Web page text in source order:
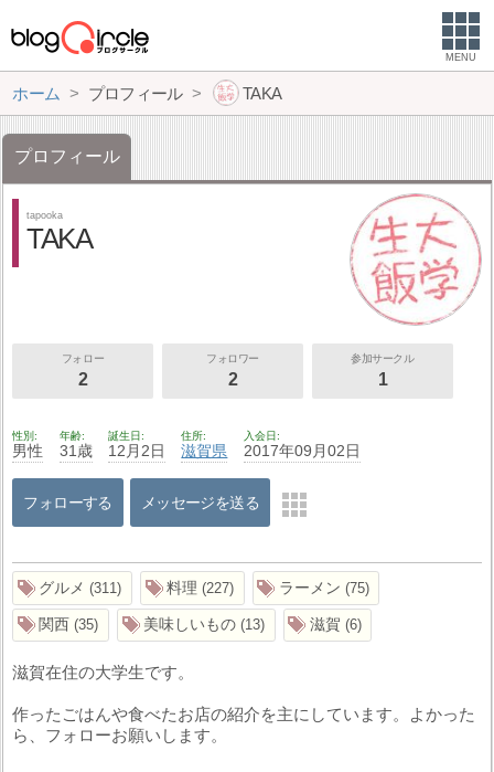
MENU
ホーム プロフィール TAKA
プロフィール
tapooka
TAKA
フォロー
2
フォロワー
2
参加サークル
1
性別
男性
年齢
31歳
誕生日
12月2日
住所
滋賀県
入会日
2017年09月02日
フォローする メッセージを送る
グルメ 311 料理 227 ラーメン 75
関西 35 美味しいもの 13 滋賀 6
滋賀在住の大学生です。
作ったごはんや食べたお店の紹介を主にしています。よかった
ら、フォローお願いします。